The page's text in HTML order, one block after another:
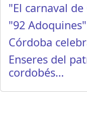
"El carnaval
"92
Córdoba
Enseres del
cordobés…